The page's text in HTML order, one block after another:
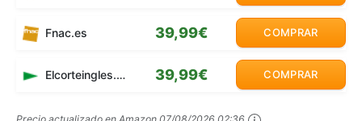
Fnac.es 39,99€ COMPRAR
Elcorteingles.es 39,99€ COMPRAR